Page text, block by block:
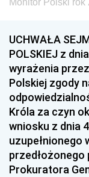
1996
1993
1990
1987
1984
1981
1978
Monitor Polski rok
UCHWAŁA
POLSKIEJ z
wyrażenia
Polskiej zgody
Króla za czyn
wniosku z dnia
uzupełnionego
Prokuratora